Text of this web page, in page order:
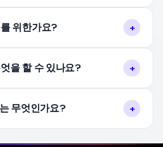
위한가요? +
을 할 수 있나요? +
무엇인가요? +